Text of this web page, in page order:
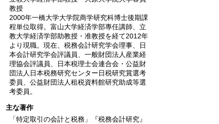
教授
2000年一橋大学大学院商学研究科博士後期課
程単位取得。富山大学経済学部專任講師、立
教大学経済学部助教授・准教授を経て2012年
より現職。現在、税務会計研究学会理事、日
本会計研究学会評議員、一般財団法人産業経
理協会評議員、日本税理士会連合会・公益財
団法人日本税務研究センター日税研究賞選考
委員、公益財団法人租税資料館研究助成等選
考委員。
主な著作
「特定取引の会計と税務」『税務会計研究』